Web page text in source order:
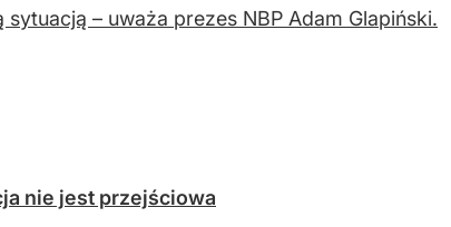
sytuacją – uważa prezes NBP Adam Glapiński.
nie jest przejściowa